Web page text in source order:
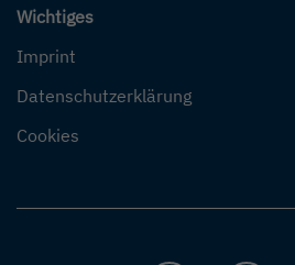
Wichtiges
Imprint
Datenschutzerklärung
Cookies